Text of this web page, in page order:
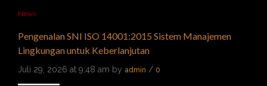
News
Pengenalan SNI ISO 14001:2015 Sistem Manajemen
Lingkungan untuk Keberlanjutan
Juli 29, 2026 at 9:48 am by admin / 0